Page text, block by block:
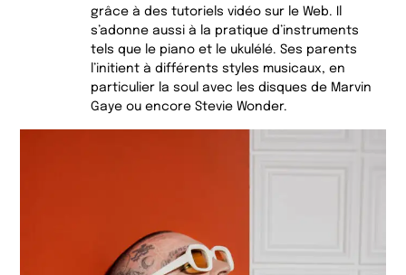
grâce à des tutoriels vidéo sur le Web. Il
s’adonne aussi à la pratique d’instruments
tels que le piano et le ukulélé. Ses parents
l’initient à différents styles musicaux, en
particulier la soul avec les disques de Marvin
Gaye ou encore Stevie Wonder.